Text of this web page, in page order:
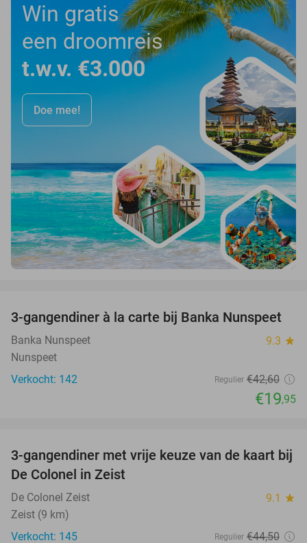
Win gratis
een droomreis
t.w.v. €3.000
Doe mee!
53%
3-gangendiner à la carte bij Banka Nunspeet
Banka Nunspeet 9.3 star
Nunspeet
Verkocht: 142
Regulier €42,60
€19,95
33%
3-gangendiner met vrije keuze van de kaart bij
De Colonel in Zeist
De Colonel Zeist 9.1 star
Zeist (9 km)
Verkocht: 145
Regulier €44,50